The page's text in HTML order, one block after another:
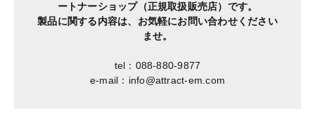
ートナーショップ（正規取扱販売店）です。
製品に関する内容は、お気軽にお問い合わせください
ませ。
tel：088-880-9877
e-mail：info@attract-em.com